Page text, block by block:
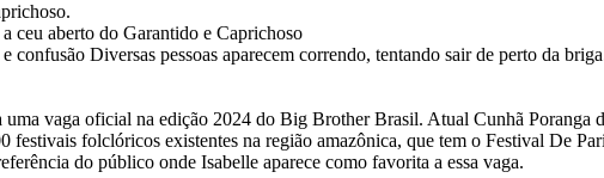
ceu aberto do Garantido e Caprichoso
Diversas pessoas aparecem correndo, tentando sair de perto da
vaga oficial na edição 2024 do Big Brother Brasil. Atual Cunhã
folclóricos existentes na região amazônica, que tem o Festival De
do público onde Isabelle aparece como favorita a essa vaga.